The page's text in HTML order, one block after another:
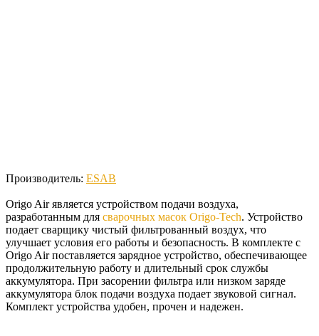
Производитель: ESAB
Origo Air является устройством подачи воздуха,
разработанным для сварочных масок Origo-Tech. Устройство
подает сварщику чистый фильтрованный воздух, что
улучшает условия его работы и безопасность. В комплекте с
Origo Air поставляется зарядное устройство, обеспечивающее
продолжительную работу и длительный срок службы
аккумулятора. При засорении фильтра или низком заряде
аккумулятора блок подачи воздуха подает звуковой сигнал.
Комплект устройства удобен, прочен и надежен.